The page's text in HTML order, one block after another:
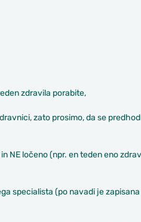
zdravila porabite,
zato prosimo, da se
NE ločeno (npr. en teden eno
specialista (po navadi je